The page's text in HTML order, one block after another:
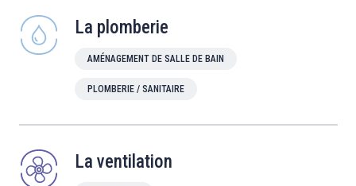
La plomberie
AMÉNAGEMENT DE SALLE DE BAIN
PLOMBERIE / SANITAIRE
La ventilation